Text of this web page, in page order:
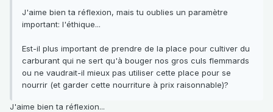
J'aime bien ta réflexion, mais tu oublies un paramètre
important: l'éthique...
Est-il plus important de prendre de la place pour cultiver du
carburant qui ne sert qu'à bouger nos gros culs flemmards
ou ne vaudrait-il mieux pas utiliser cette place pour se
nourrir (et garder cette nourriture à prix raisonnable)?
J'aime bien ta réflexion...